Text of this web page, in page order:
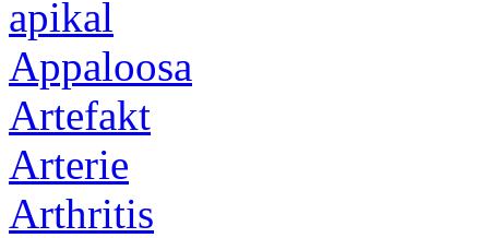
apikal
Appaloosa
Artefakt
Arterie
Arthritis